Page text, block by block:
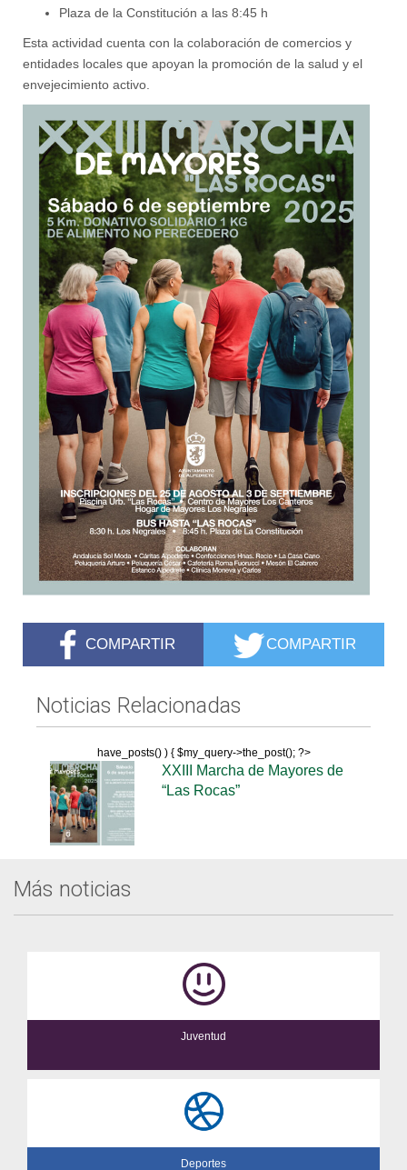
Plaza de la Constitución a las 8:45 h
Esta actividad cuenta con la colaboración de comercios y
entidades locales que apoyan la promoción de la salud y el
envejecimiento activo.
COMPARTIR COMPARTIR
Noticias Relacionadas
have_posts() ) { $my_query->the_post(); ?>
XXIII Marcha de Mayores de
“Las Rocas”
Más noticias
Juventud
Deportes